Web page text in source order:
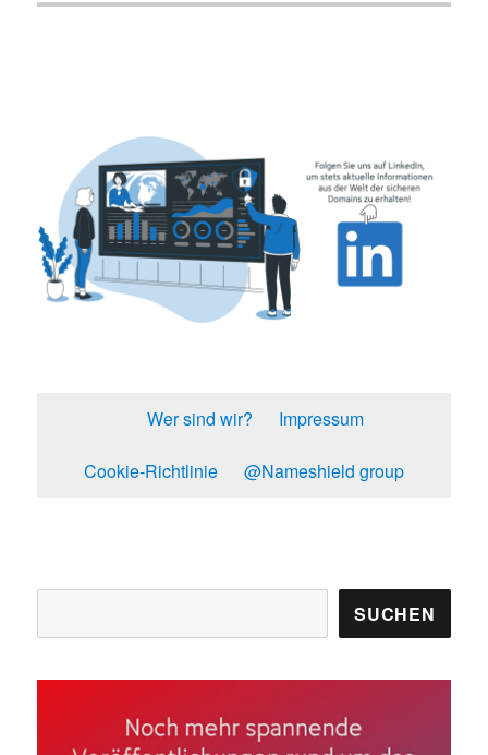
Wer sind wir? Impressum
Cookie-Richtlinie @Nameshield group
SUCHEN